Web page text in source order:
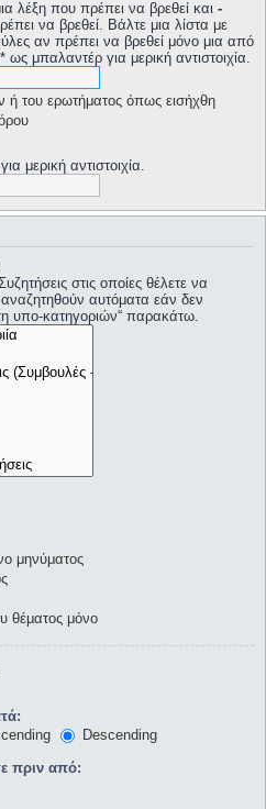
λέξη που πρέπει να βρεθεί και -
να βρεθεί. Βάλτε μια λίστα με
αν πρέπει να βρεθεί μόνο μια από
ως μπαλαντέρ για μερική αντιστοιχία.
του ερωτήματος όπως εισήχθη
μερική αντιστοιχία.
στις οποίες θέλετε να
αυτόματα εάν δεν
υπο-κατηγοριών“ παρακάτω.
μηνύματος
θέματος μόνο
Descending
πριν από: